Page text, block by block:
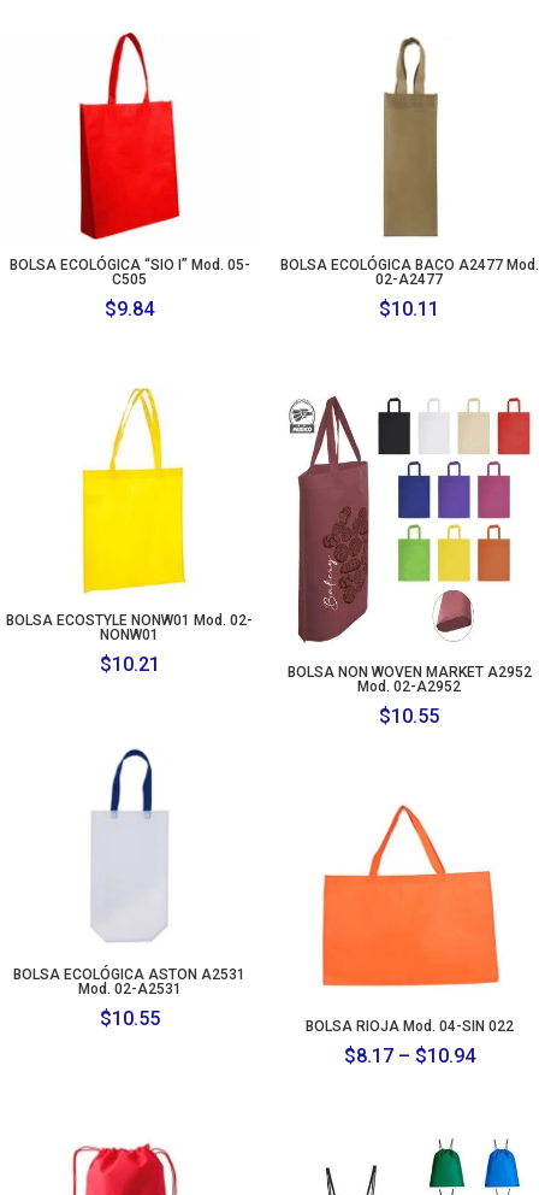
BOLSA ECOLÓGICA “SIO I” Mod. 05-
C505
$9.84
BOLSA ECOLÓGICA BACO A2477 Mod.
02-A2477
$10.11
BOLSA ECOSTYLE NONW01 Mod. 02-
NONW01
$10.21
BOLSA NON WOVEN MARKET A2952
Mod. 02-A2952
$10.55
BOLSA ECOLÓGICA ASTON A2531
Mod. 02-A2531
$10.55 BOLSA RIOJA Mod. 04-SIN 022
$8.17 – $10.94Price
$10.94